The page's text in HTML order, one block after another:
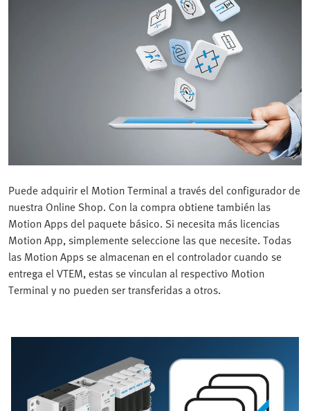
Puede adquirir el Motion Terminal a través del configurador de
nuestra Online Shop. Con la compra obtiene también las
Motion Apps del paquete básico. Si necesita más licencias
Motion App, simplemente seleccione las que necesite. Todas
las Motion Apps se almacenan en el controlador cuando se
entrega el VTEM, estas se vinculan al respectivo Motion
Terminal y no pueden ser transferidas a otros.